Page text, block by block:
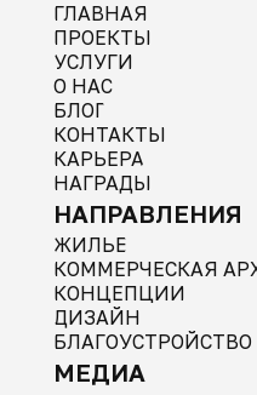
ГЛАВНАЯ
ПРОЕКТЫ
УСЛУГИ
О НАС
БЛОГ
КОНТАКТЫ
КАРЬЕРА
НАГРАДЫ
НАПРАВЛЕНИЯ
ЖИЛЬЕ
КОММЕРЧЕСКАЯ
КОНЦЕПЦИИ
ДИЗАЙН
БЛАГОУСТРОЙСТВО
МЕДИА